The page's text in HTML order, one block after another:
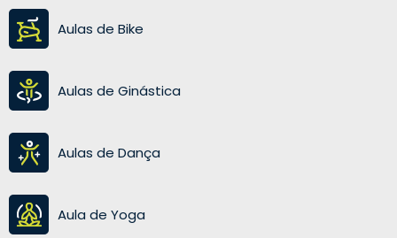
Aulas de Bike
Aulas de Ginástica
Aulas de Dança
Aula de Yoga